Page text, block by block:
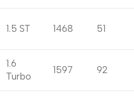
1.5 ST 1468 51
1.6
Turbo
1597 92